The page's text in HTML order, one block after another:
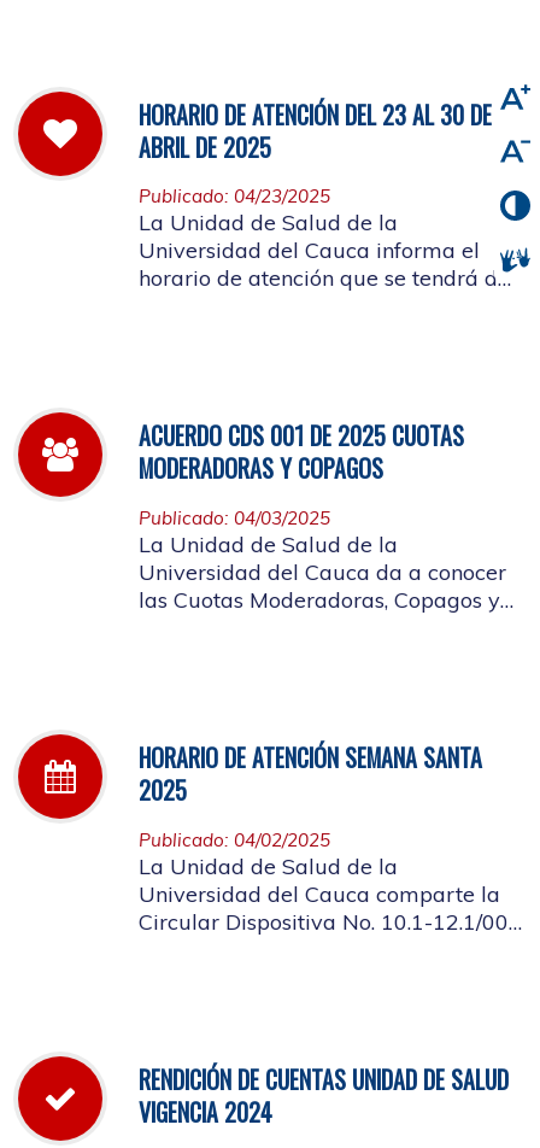
HORARIO DE ATENCIÓN DEL 23 AL 30 DE
ABRIL DE 2025
Publicado: 04/23/2025
La Unidad de Salud de la
Universidad del Cauca informa el
horario de atención que se tendrá del
ACUERDO CDS 001 DE 2025 CUOTAS
MODERADORAS Y COPAGOS
Publicado: 04/03/2025
La Unidad de Salud de la
Universidad del Cauca da a conocer
las Cuotas Moderadoras, Copagos y
HORARIO DE ATENCIÓN SEMANA SANTA
2025
Publicado: 04/02/2025
La Unidad de Salud de la
Universidad del Cauca comparte la
Circular Dispositiva No. 10.1-12.1/002
RENDICIÓN DE CUENTAS UNIDAD DE SALUD
VIGENCIA 2024